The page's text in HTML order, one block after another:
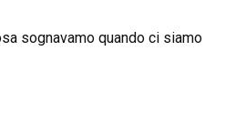
sognavamo quando ci siamo